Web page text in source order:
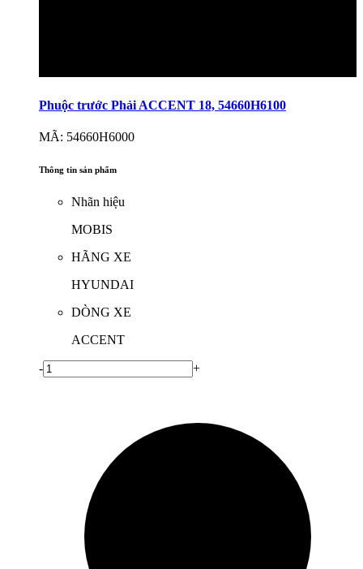
Phuộc trước Phải ACCENT 18, 54660H6100
MÃ: 54660H6000
Thông tin sản phẩm
Nhãn hiệu
MOBIS
HÃNG XE
HYUNDAI
DÒNG XE
ACCENT
- +